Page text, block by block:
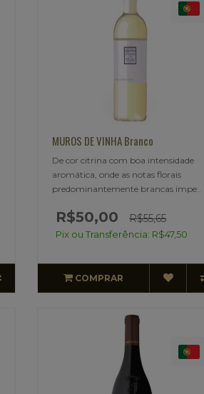
MUROS DE VINHA Branco
De cor citrina com boa intensidade
aromática, onde as notas florais
predominantemente brancas impe..
R$50,00 R$55,65
Pix ou Transferência: R$47,50
COMPRAR